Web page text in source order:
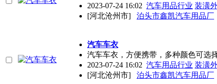
2023-07-24 16:02 汽车用品行业 装潢
[河北沧州市]
泊头市鑫凯汽车用品厂
汽车车衣
汽车车衣，方便携带，多种颜色可选
2023-07-24 16:02 汽车用品行业 装潢
[河北沧州市]
泊头市鑫凯汽车用品厂